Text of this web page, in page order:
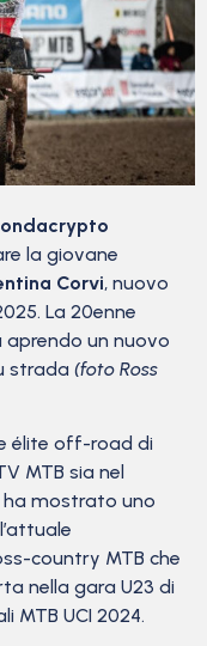
la giovane
Corvi, nuovo
La 20enne
aprendo un nuovo
strada (foto Ross
élite off-road di
MTB sia nel
ha mostrato uno
country MTB che
nella gara U23 di
MTB UCI 2024.